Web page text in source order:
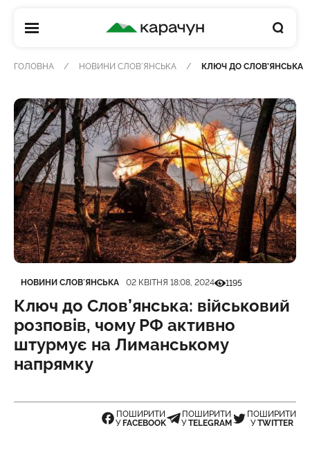
КАРАЧУН
ГОЛОВНА НОВИНИ СЛОВʼЯНСЬКА КЛЮЧ ДО
Категорія
НОВИНИ СЛОВʼЯНСЬКА
Дата публікації 02 КВІТНЯ 18:08, 2024Кількість переглядів
1195
Ключ до Слов’янська: військовий
розповів, чому РФ активно
штурмує на Лиманському
напрямку
ПОШИРИТИ
У FACEBOOK
ПОШИРИТИ
УTELEGRAM
ПОШИРИТИ
УTWITTER